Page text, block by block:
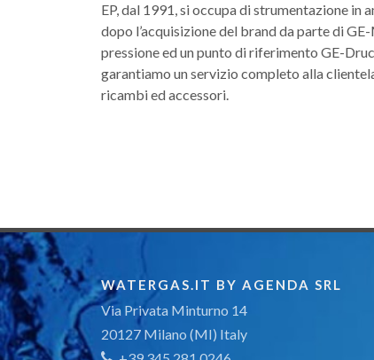
EP, dal 1991, si occupa di strumentazione
dopo l’acquisizione del brand da parte di
pressione ed un punto di riferimento GE-
garantiamo un servizio completo alla
ricambi ed accessori.
WATERGAS.IT BY AGENDA SRL
Via Privata Minturno 14
20127 Milano (MI) Italy